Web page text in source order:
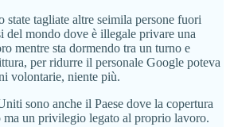
state tagliate altre seimila persone fuori
del mondo dove è illegale privare una
mentre sta dormendo tra un turno e
per ridurre il personale Google poteva
volontarie, niente più.
sono anche il Paese dove la copertura
ma un privilegio legato al proprio lavoro.